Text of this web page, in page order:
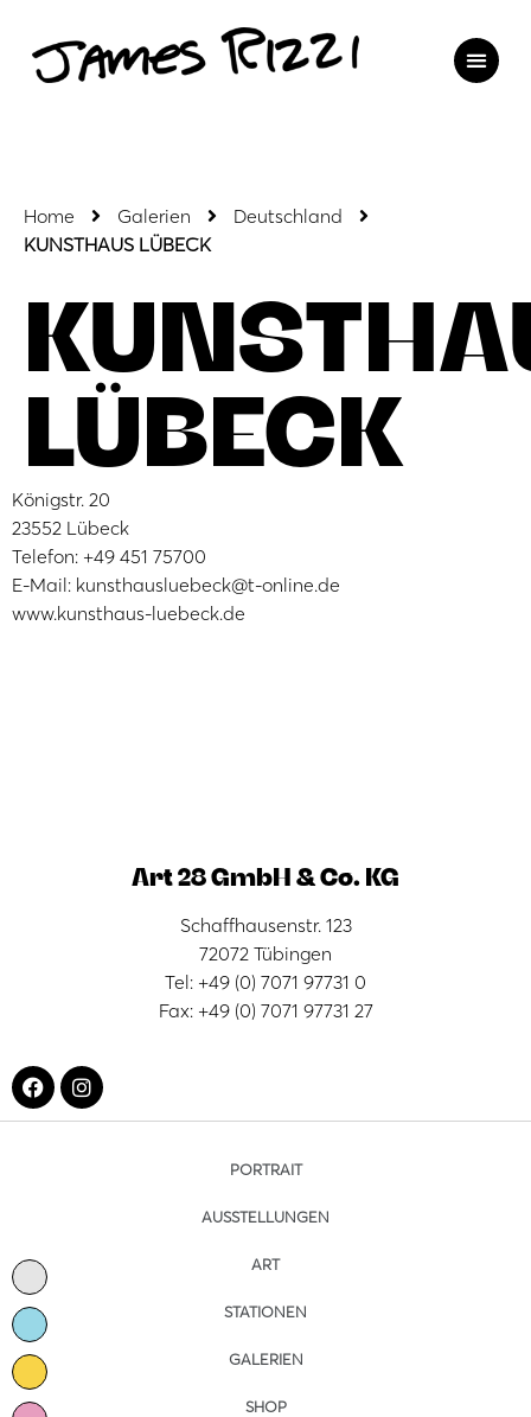
Home Galerien
Deutschland
KUNSTHAUS LÜBECK
LÜBECK
Königstr. 20
23552 Lübeck
Telefon: +49 451 75700
E-Mail: kunsthausluebeck@t-online.de
www.kunsthaus-luebeck.de
Art 28 GmbH & Co. KG
Schaffhausenstr. 123
72072 Tübingen
Tel: +49 (0) 7071 97731 0
Fax: +49 (0) 7071 97731 27
PORTRAIT
AUSSTELLUNGEN
ART
STATIONEN
GALERIEN
SHOP